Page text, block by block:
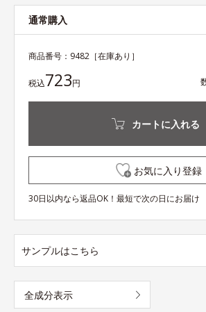
通常購入
商品番号： 9482 ［在庫あり］
税込723円
カートに入れる
お気に入り登録
30日以内なら返品OK！最短で次の日にお届け
サンプルはこちら
全成分表示